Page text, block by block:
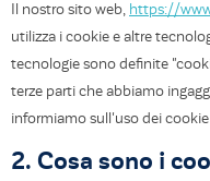
Il nostro sito web, https://
utilizza i cookie e altre
tecnologie sono definite
terze parti che abbiamo
informiamo sull'uso dei
2. Cosa sono i